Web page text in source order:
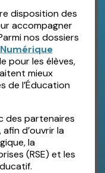
disposition des
accompagner
nos dossiers
pour les élèves,
mieux
de l’Éducation
des partenaires
, afin d’ouvrir la
la
(RSE) et les